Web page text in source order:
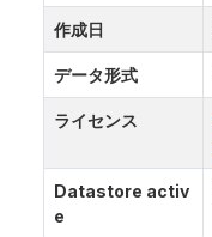
作成日
データ形式
ライセンス
Datastore activ
e